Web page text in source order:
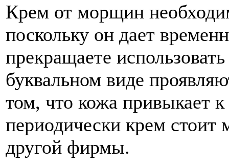
Крем от морщин
поскольку он дает
прекращаете
буквальном виде
том, что кожа привыкает
периодически крем стоит
другой фирмы.